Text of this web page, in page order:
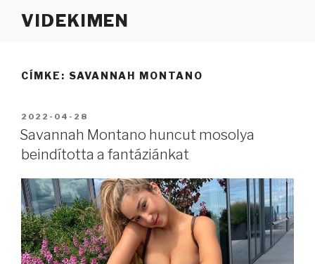
VIDEKIMEN
CÍMKE: SAVANNAH MONTANO
BEKÜLDVE:
2022-04-28
Savannah Montano huncut mosolya
beindította a fantáziánkat